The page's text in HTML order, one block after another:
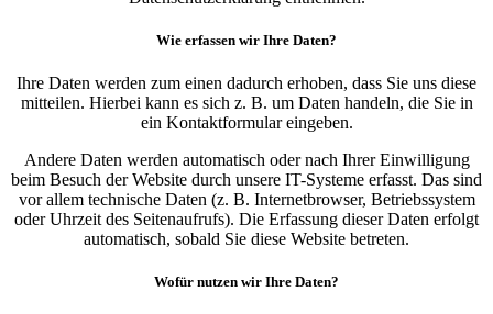
Wie erfassen wir Ihre Daten?
Ihre Daten werden zum einen dadurch erhoben, dass Sie uns diese
mitteilen. Hierbei kann es sich z. B. um Daten handeln, die Sie in
ein Kontaktformular eingeben.
Andere Daten werden automatisch oder nach Ihrer Einwilligung
beim Besuch der Website durch unsere IT-Systeme erfasst. Das sind
vor allem technische Daten (z. B. Internetbrowser, Betriebssystem
oder Uhrzeit des Seitenaufrufs). Die Erfassung dieser Daten erfolgt
automatisch, sobald Sie diese Website betreten.
Wofür nutzen wir Ihre Daten?